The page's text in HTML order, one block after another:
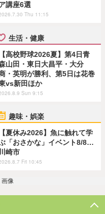
講座6選
Thu 11:15
生活・健康
【高校野球2026夏】第4日青
山田・東日大昌平・大分
・英明が勝利、第5日は花巻
vs新田ほか
Sun 9:15
趣味・娯楽
【夏休み2026】魚に触れて学
「おさかな」イベント8/8…
川崎市
Fri 10:45
画像